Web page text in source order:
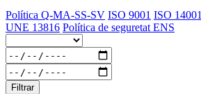
Política Q-MA-SS-SV ISO 9001 ISO 14001
UNE 13816 Política de seguretat ENS
Filtrar